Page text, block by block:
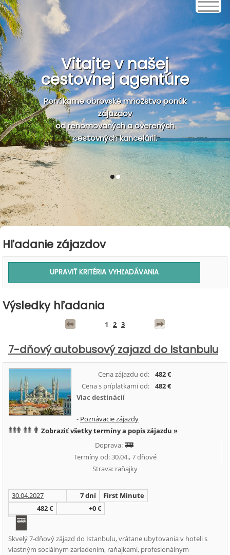
Vitajte v našej
cestovnej agentúre
Ponúkame obrovské množstvo ponúk
zájazdov
od renomovaných a overených
cestovných kancelárií.
1 2
Hľadanie zájazdov
Výsledky hľadania
1 2 3
7-dňový autobusový zajazd do Istanbulu
Cena zájazdu od:
482 €
Cena s príplatkami od:
482 €
Viac destinácií
- Poznávacie zájazdy
Zobraziť všetky termíny a popis zájazdu »
Doprava:
Termíny od: 30.04., 7 dňové
Strava: raňajky
30.04.2027 7 dní
First Minute
482 €
+0 €
Skvelý 7-dňový zájazd do Istanbulu, vrátane ubytovania v hoteli s
vlastným sociálnym zariadením, raňajkami, profesionálnym